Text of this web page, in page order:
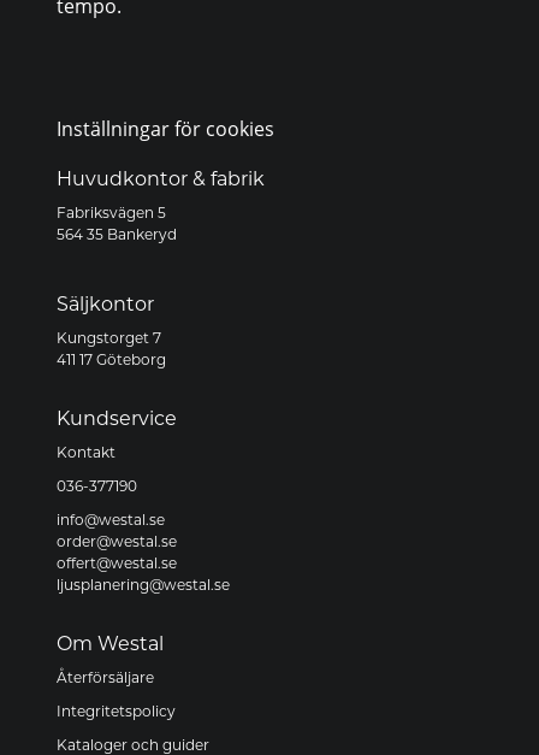
tempo.
Inställningar för cookies
Huvudkontor & fabrik
Fabriksvägen 5
564 35 Bankeryd
Säljkontor
Kungstorget 7
411 17 Göteborg
Kundservice
Kontakt
036-377190
info@westal.se
order@westal.se
offert@westal.se
ljusplanering@westal.se
Om Westal
Återförsäljare
Integritetspolicy
Kataloger och guider